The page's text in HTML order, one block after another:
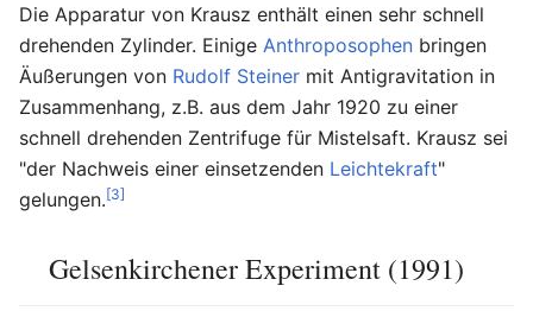
Die Apparatur von Krausz enthält einen sehr schnell
drehenden Zylinder. Einige Anthroposophen bringen
Äußerungen von Rudolf Steiner mit Antigravitation in
Zusammenhang, z.B. aus dem Jahr 1920 zu einer
schnell drehenden Zentrifuge für Mistelsaft. Krausz sei
"der Nachweis einer einsetzenden Leichtekraft"
gelungen.[3]
Gelsenkirchener Experiment (1991)